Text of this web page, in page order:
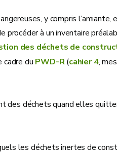
y compris
à un inventaire
des déchets de
cadre du PWD-R(cahier 4,
des déchets quand elles
les déchets inertes de